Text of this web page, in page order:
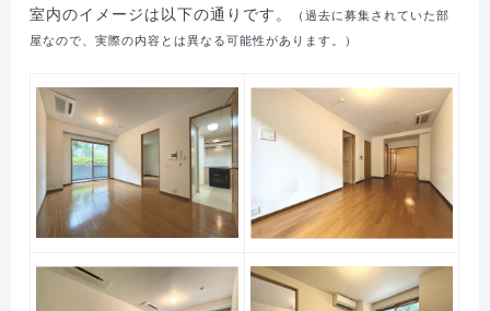
室内のイメージは以下の通りです。
（過去に募集されていた部
屋なので、実際の内容とは異なる可能性があります。）